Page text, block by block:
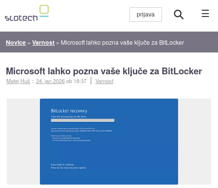
☰
Novice »Varnost » Microsoft lahko pozna vaše ključe za BitLocker
Microsoft lahko pozna vaše ključe za BitLocker
Matej Huš ::24. jan 2026ob 18:37 Varnost